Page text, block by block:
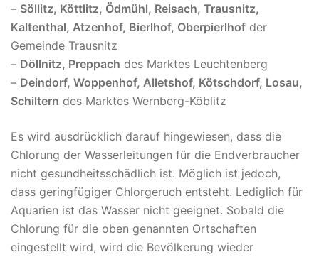
– Söllitz, Köttlitz, Ödmühl, Reisach, Trausnitz,
Kaltenthal, Atzenhof, Bierlhof, Oberpierlhof der
Gemeinde Trausnitz
– Döllnitz, Preppach des Marktes Leuchtenberg
– Deindorf, Woppenhof, Alletshof, Kötschdorf, Losau,
Schiltern des Marktes Wernberg-Köblitz
Es wird ausdrücklich darauf hingewiesen, dass die
Chlorung der Wasserleitungen für die Endverbraucher
nicht gesundheitsschädlich ist. Möglich ist jedoch,
dass geringfügiger Chlorgeruch entsteht. Lediglich für
Aquarien ist das Wasser nicht geeignet. Sobald die
Chlorung für die oben genannten Ortschaften
eingestellt wird, wird die Bevölkerung wieder